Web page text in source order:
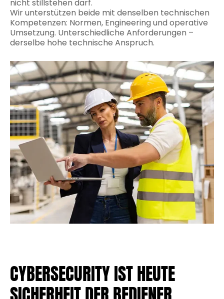
nicht stillstehen darf.
Wir unterstützen beide mit denselben technischen
Kompetenzen: Normen, Engineering und operative
Umsetzung. Unterschiedliche Anforderungen –
derselbe hohe technische Anspruch.
CYBERSECURITY IST HEUTE